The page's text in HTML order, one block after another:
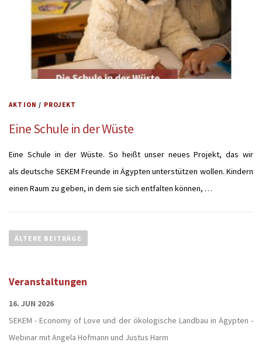
AKTION / PROJEKT
Eine Schule in der Wüste
Eine Schule in der Wüste. So heißt unser neues Projekt, das wir
als deutsche SEKEM Freunde in Ägypten unterstützen wollen. Kindern
einen Raum zu geben, in dem sie sich entfalten können, …
ÄLTERE BEITRÄGE
Veranstaltungen
16. JUN 2026
SEKEM - Economy of Love und der ökologische Landbau in Ägypten -
Webinar mit Angela Hofmann und Justus Harm